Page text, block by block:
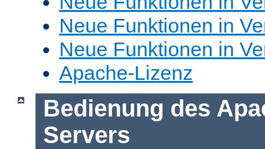
Neue Funktionen in
Neue Funktionen in
Apache-Lizenz
Bedienung des
Servers